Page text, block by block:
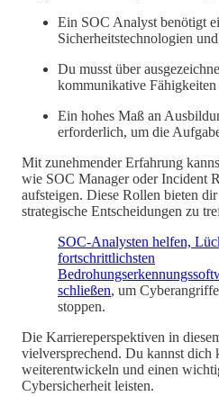
Ein SOC Analyst benötigt
Sicherheitstechnologien
Du musst über
kommunikative Fähigkeiten
Ein hohes Maß an
erforderlich, um die
Mit zunehmender Erfahrung
wie SOC Manager oder Incident
aufsteigen. Diese Rollen bieten
strategische Entscheidungen zu
SOC-Analysten helfen,
fortschrittlichsten
schließen, um
stoppen.
Die Karriereperspektiven in
vielversprechend. Du kannst dich
weiterentwickeln und einen
Cybersicherheit leisten.